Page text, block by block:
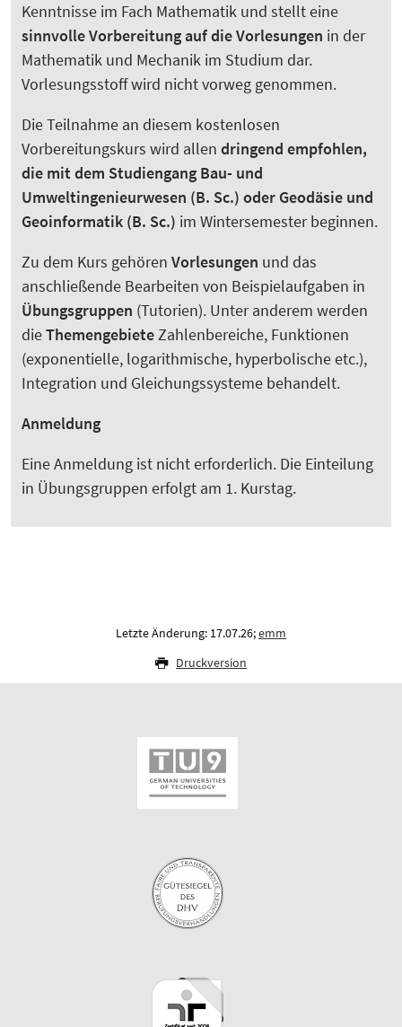
Kenntnisse im Fach Mathematik und stellt eine
sinnvolle Vorbereitung auf die Vorlesungen in der
Mathematik und Mechanik im Studium dar.
Vorlesungsstoff wird nicht vorweg genommen.
Die Teilnahme an diesem kostenlosen
Vorbereitungskurs wird allen dringend empfohlen,
die mit dem Studiengang Bau- und
Umweltingenieurwesen (B. Sc.) oder Geodäsie und
Geoinformatik (B. Sc.) im Wintersemester beginnen.
Zu dem Kurs gehören Vorlesungen und das
anschließende Bearbeiten von Beispielaufgaben in
Übungsgruppen (Tutorien). Unter anderem werden
dieThemengebieteZahlenbereiche, Funktionen
(exponentielle, logarithmische, hyperbolische etc.),
Integration und Gleichungssysteme behandelt.
Anmeldung
Eine Anmeldung ist nicht erforderlich. Die Einteilung
in Übungsgruppen erfolgt am 1. Kurstag.
Letzte Änderung: 17.07.26;emm
Druckversion